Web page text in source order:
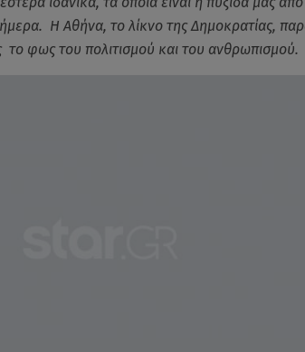
Η Αθήνα, το λίκνο της Δημοκρατίας,
το φως του πολιτισμού και του ανθρωπισμού.